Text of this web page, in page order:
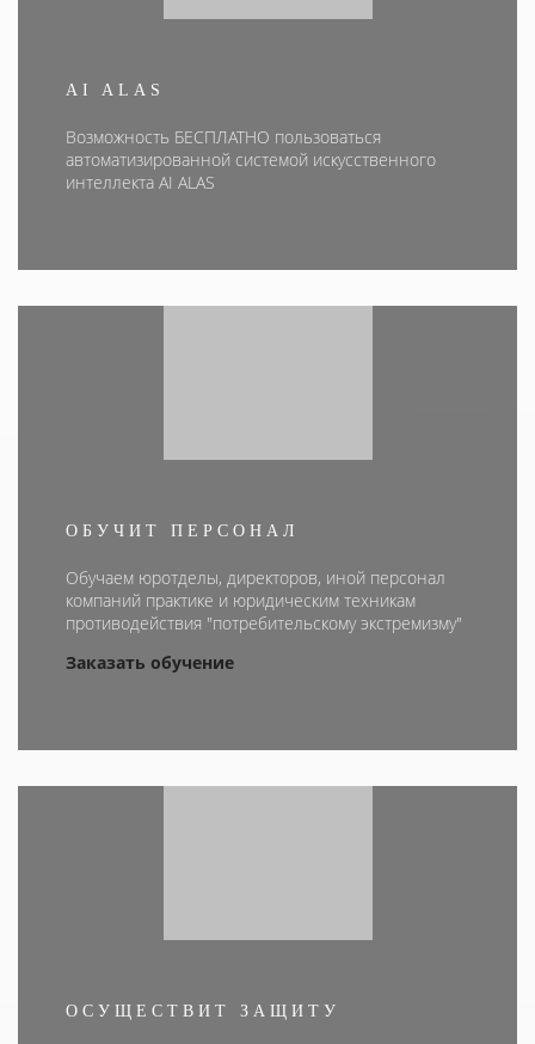
AI ALAS
Возможность БЕСПЛАТНО пользоваться
автоматизированной системой искусственного
интеллекта AI ALAS
ОБУЧИТ ПЕРСОНАЛ
Обучаем юротделы, директоров, иной персонал
компаний практике и юридическим техникам
противодействия "потребительскому экстремизму"
Заказать обучение
ОСУЩЕСТВИТ ЗАЩИТУ